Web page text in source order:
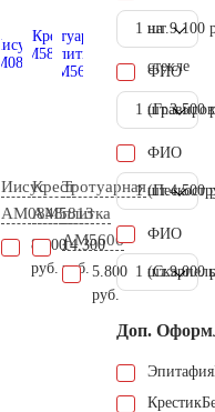
Иисус
AM0848
8.800
руб.
Крест
AM5813
14.300
руб.
Тротуарная
плитка
AM5606
5.800
руб.
на
стекле
1 шт. 9.100
ФИО
1 шт.3.500
ФИО
1 шт.4.500
ФИО
1 шт.9.000
Доп.
Эпитафия
Крестик